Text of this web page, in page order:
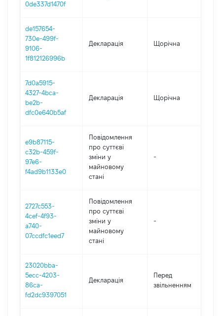
0de337d1470f
de157654-
730e-499f-
9106-
1f812126996b
Декларація Щорічна
7d0a5915-
4327-4bca-
be2b-
dfc0e640b5af
Декларація Щорічна
e9b87115-
c32b-459f-
97e6-
f4ad9b1133e0
Повідомлення
про суттєві
зміни y
майновому
стані
-
2727c553-
4cef-4f93-
a740-
07ccdfc1eed7
Повідомлення
про суттєві
зміни y
майновому
стані
-
23020bba-
5ecc-4203-
86ca-
fd2dc9397051
Декларація
Перед
звільненням